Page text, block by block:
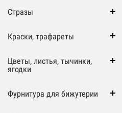
Стразы
Краски, трафареты
Цветы, листья, тычинки,
ягодки
Фурнитура для бижутерии